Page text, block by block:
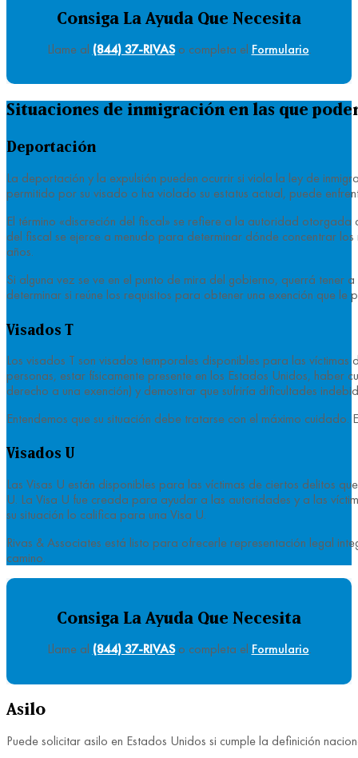
Consiga La Ayuda Que Necesita
Llame al (844) 37-RIVASo completa el Formulario.
Situaciones de inmigración en las que
Deportación
La deportación y la expulsión pueden ocurrir si viola la ley de
permitido por su visado o ha violado su estatus actual, puede
El término «discreción del fiscal» se refiere a la autoridad
del fiscal se ejerce a menudo para determinar dónde concentrar
años.
Si alguna vez se ve en el punto de mira del gobierno, querrá tener
determinar si reúne los requisitos para obtener una exención que le
Visados T
Los visados T son visados temporales disponibles para las
personas, estar físicamente presente en los Estados Unidos,
derecho a una exención) y demostrar que sufriría dificultades
Entendemos que su situación debe tratarse con el máximo
Visados U
Las Visas U están disponibles para las víctimas de ciertos delitos
U. La Visa U fue creada para ayudar a las autoridades y a las
su situación lo califica para una Visa U.
Rivas & Associates está listo para ofrecerle representación legal
camino.
Consiga La Ayuda Que Necesita
Llame al (844) 37-RIVASo completa el Formulario.
Asilo
Puede solicitar asilo en Estados Unidos si cumple la definición